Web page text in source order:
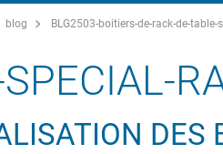
blog BLG2503-boitiers-de-rack-de-table-
DES